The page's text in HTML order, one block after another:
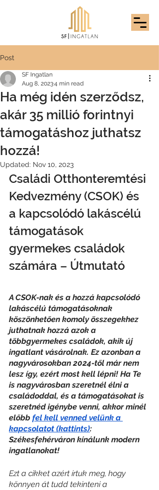
Post
Ha még idén szerződsz,
akár 35 millió forintnyi
támogatáshoz juthatsz
hozzá!
SF Ingatlan
Aug 8, 20234 min read
Updated: Nov 10, 2023
Családi Otthonteremtési
Kedvezmény (CSOK) és
a kapcsolódó lakáscélú
támogatások
gyermekes családok
számára – Útmutató
A CSOK-nak és a hozzá kapcsolódó
lakáscélú támogatásoknak
köszönhetően komoly összegekhez
juthatnak hozzá azok a
többgyermekes családok, akik új
ingatlant vásárolnak. Ez azonban a
nagyvárosokban 2024-től már nem
lesz így, ezért most kell lépni! Ha Te
is nagyvárosban szeretnél élni a
családoddal, és a támogatásokat is
szeretnéd igénybe venni, akkor minél
előbb fel kell venned velünk a
kapcsolatot (kattints):
Székesfehérváron kínálunk modern
ingatlanokat!
Ezt a cikket azért írtuk meg, hogy
könnyen át tudd tekinteni a